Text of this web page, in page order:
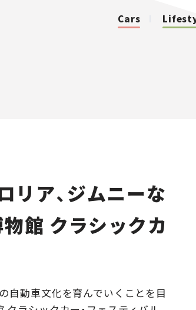
Cars
リア、ジムニーな
館 クラシックカ
自動車文化を育んでいくことを目
Traffic
Special